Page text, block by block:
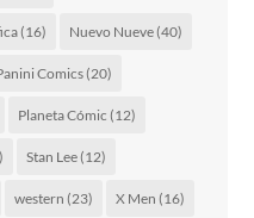
(16) Nuevo Nueve(40)
Comics(20)
Planeta Cómic (12)
Stan Lee(12)
western (23) X Men (16)